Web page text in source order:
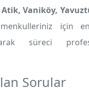
Vaniköy,
için
süreci
Sorular